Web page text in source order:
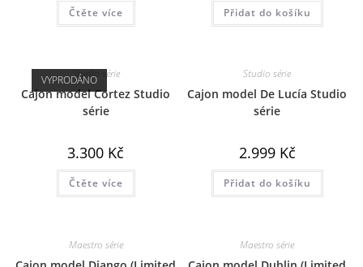
Čtěte více Přidat do košíku
VYPRODÁNOStudio série
Cajon model Cortez Studio
série
3.300 Kč
Čtěte více
Studio série
Cajon model De Lucía Studio
série
2.999 Kč
Přidat do košíku
Maestro série Maestro série